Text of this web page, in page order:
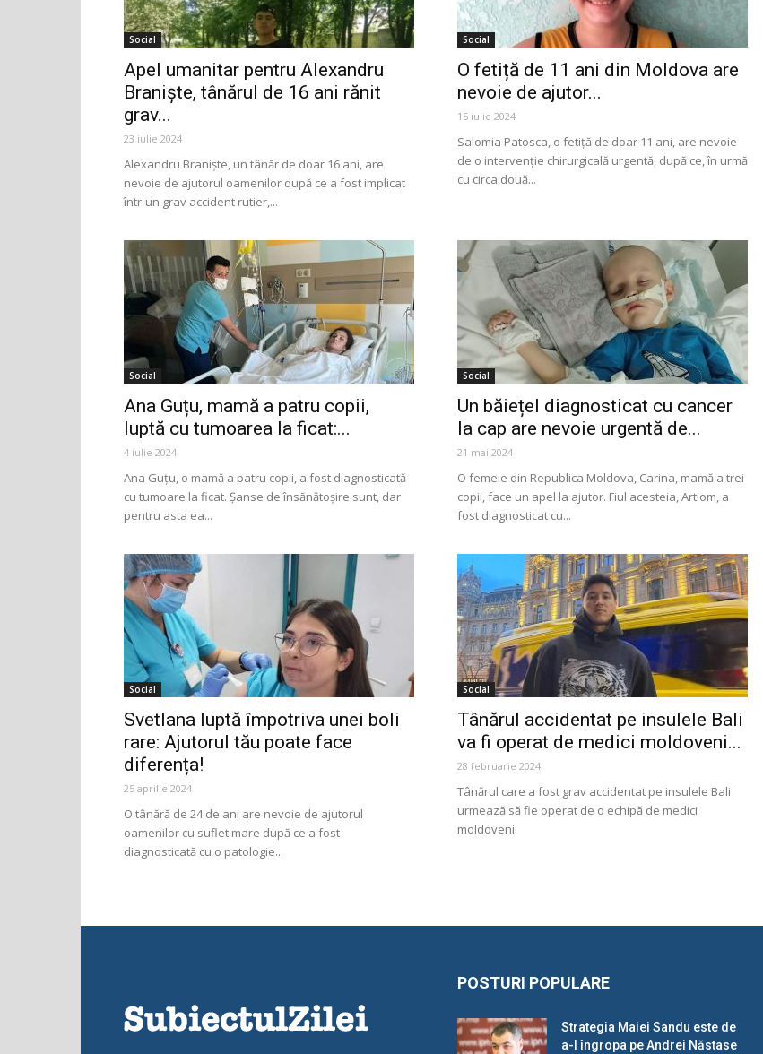
Social
Apel umanitar pentru Alexandru
Braniște, tânărul de 16 ani rănit
grav...
23 iulie 2024
Alexandru Braniște, un tânăr de doar 16 ani, are
nevoie de ajutorul oamenilor după ce a fost implicat
într-un grav accident rutier,...
Social
O fetiță de 11 ani din Moldova are
nevoie de ajutor...
15 iulie 2024
Salomia Patosca, o fetiță de doar 11 ani, are nevoie
de o intervenție chirurgicală urgentă, după ce, în urmă
cu circa două...
Social
Ana Guțu, mamă a patru copii,
luptă cu tumoarea la ficat:...
4 iulie 2024
Ana Guțu, o mamă a patru copii, a fost diagnosticată
cu tumoare la ficat. Șanse de însănătoșire sunt, dar
pentru asta ea...
Social
Un băiețel diagnosticat cu cancer
la cap are nevoie urgentă de...
21 mai 2024
O femeie din Republica Moldova, Carina, mamă a trei
copii, face un apel la ajutor. Fiul acesteia, Artiom, a
fost diagnosticat cu...
Social
Svetlana luptă împotriva unei boli
rare: Ajutorul tău poate face
diferența!
25 aprilie 2024
O tânără de 24 de ani are nevoie de ajutorul
oamenilor cu suflet mare după ce a fost
diagnosticată cu o patologie...
Social
Tânărul accidentat pe insulele Bali
va fi operat de medici moldoveni...
28 februarie 2024
Tânărul care a fost grav accidentat pe insulele Bali
urmează să fie operat de o echipă de medici
moldoveni.
POSTURI POPULARE
Strategia Maiei Sandu este de
a-l îngropa pe Andrei Năstase